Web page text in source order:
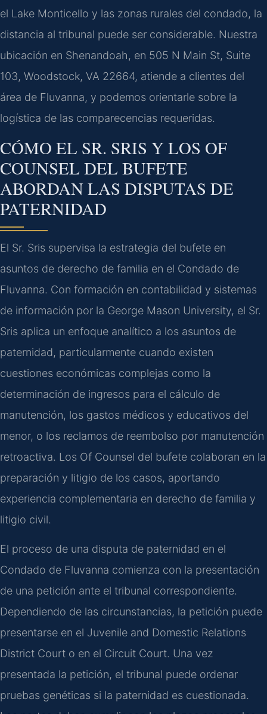
el Lake Monticello y las zonas rurales del condado, la
distancia al tribunal puede ser considerable. Nuestra
ubicación en Shenandoah, en 505 N Main St, Suite
103, Woodstock, VA 22664, atiende a clientes del
área de Fluvanna, y podemos orientarle sobre la
logística de las comparecencias requeridas.
CÓMO EL SR. SRIS Y LOS OF
COUNSEL DEL BUFETE
ABORDAN LAS DISPUTAS DE
PATERNIDAD
El Sr. Sris supervisa la estrategia del bufete en
asuntos de derecho de familia en el Condado de
Fluvanna. Con formación en contabilidad y sistemas
de información por la George Mason University, el Sr.
Sris aplica un enfoque analítico a los asuntos de
paternidad, particularmente cuando existen
cuestiones económicas complejas como la
determinación de ingresos para el cálculo de
manutención, los gastos médicos y educativos del
menor, o los reclamos de reembolso por manutención
retroactiva. Los Of Counsel del bufete colaboran en la
preparación y litigio de los casos, aportando
experiencia complementaria en derecho de familia y
litigio civil.
El proceso de una disputa de paternidad en el
Condado de Fluvanna comienza con la presentación
de una petición ante el tribunal correspondiente.
Dependiendo de las circunstancias, la petición puede
presentarse en el Juvenile and Domestic Relations
District Court o en el Circuit Court. Una vez
presentada la petición, el tribunal puede ordenar
pruebas genéticas si la paternidad es cuestionada.